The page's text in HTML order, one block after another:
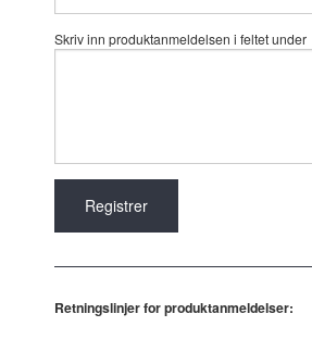
Skriv inn produktanmeldelsen i feltet under
Retningslinjer for produktanmeldelser: